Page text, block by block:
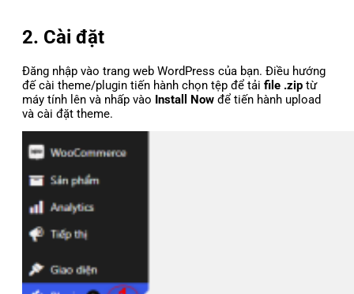
2. Cài đặt
Đăng nhập vào trang web WordPress của bạn. Điều hướng
đế cài theme/plugin tiến hành chọn tệp để tải file .zip từ
máy tính lên và nhấp vào Install Now để tiến hành upload
và cài đặt theme.